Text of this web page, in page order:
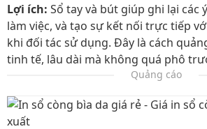
Lợi ích: Sổ tay và bút giúp ghi lại các
làm việc, và tạo sự kết nối trực tiếp
khi đối tác sử dụng. Đây là cách
tinh tế, lâu dài mà không quá phô
Quảng cáo